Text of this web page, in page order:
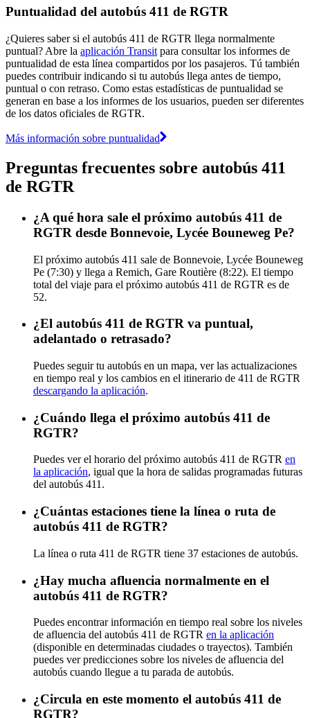
Puntualidad del autobús 411 de RGTR
¿Quieres saber si el autobús 411 de RGTR llega normalmente
puntual? Abre la aplicación Transit para consultar los informes de
puntualidad de esta línea compartidos por los pasajeros. Tú también
puedes contribuir indicando si tu autobús llega antes de tiempo,
puntual o con retraso. Como estas estadísticas de puntualidad se
generan en base a los informes de los usuarios, pueden ser diferentes
de los datos oficiales de RGTR.
Más información sobre puntualidad
Preguntas frecuentes sobre autobús 411
de RGTR
¿A qué hora sale el próximo autobús 411 de
RGTR desde Bonnevoie, Lycée Bouneweg Pe?
El próximo autobús 411 sale de Bonnevoie, Lycée Bouneweg
Pe (7:30) y llega a Remich, Gare Routière (8:22). El tiempo
total del viaje para el próximo autobús 411 de RGTR es de
52.
¿El autobús 411 de RGTR va puntual,
adelantado o retrasado?
Puedes seguir tu autobús en un mapa, ver las actualizaciones
en tiempo real y los cambios en el itinerario de 411 de RGTR
descargando la aplicación.
¿Cuándo llega el próximo autobús 411 de
RGTR?
Puedes ver el horario del próximo autobús 411 de RGTR en
la aplicación, igual que la hora de salidas programadas futuras
del autobús 411.
¿Cuántas estaciones tiene la línea o ruta de
autobús 411 de RGTR?
La línea o ruta 411 de RGTR tiene 37 estaciones de autobús.
¿Hay mucha afluencia normalmente en el
autobús 411 de RGTR?
Puedes encontrar información en tiempo real sobre los niveles
de afluencia del autobús 411 de RGTR en la aplicación
(disponible en determinadas ciudades o trayectos). También
puedes ver predicciones sobre los niveles de afluencia del
autobús cuando llegue a tu parada de autobús.
¿Circula en este momento el autobús 411 de
RGTR?